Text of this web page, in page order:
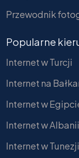
Przewodnik
Popularne
Internet w Turcji
Internet na
Internet w
Internet w Albanii
Internet w Tunezji